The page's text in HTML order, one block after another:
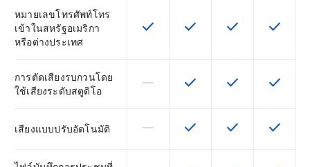
หมายเลขโทรศัพท์โทร
เข้าในสหรัฐอเมริกา
หรือต่างประเทศ
ฟีเจอร์นี้ใช้ได้กับ SKU
check ฟีเจอร์นี้ใช้ได้กับ SKU
check ฟีเจอร์นี้ใช้ได้กับ
check ฟีเจอร์นี้
check
การตัดเสียงรบกวนโดย
ใช้เสียงระดับสตูดิโอ
ฟีเจอร์นี้ใช้ไม่ได้กับ SKU นี้
horizontal_rule ฟีเจอร์นี้ใช้ได้กับ SKU
check ฟีเจอร์นี้ใช้ได้กับ
check ฟีเจอร์นี้
check
เสียงแบบปรับอัตโนมัติ ฟีเจอร์นี้ใช้ไม่ได้กับ SKU นี้
horizontal_rule ฟีเจอร์นี้ใช้ได้กับ SKU
check ฟีเจอร์นี้ใช้ได้กับ
check ฟีเจอร์นี้
check